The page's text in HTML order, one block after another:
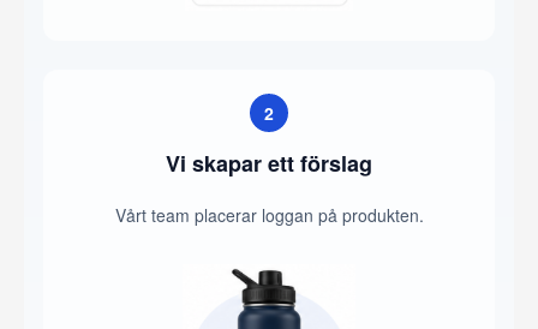
2
Vi skapar ett förslag
Vårt team placerar loggan på produkten.